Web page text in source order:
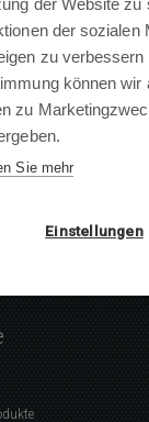
der Website
der sozialen
zu
können wir
zu
Sie mehr
Einstellungen